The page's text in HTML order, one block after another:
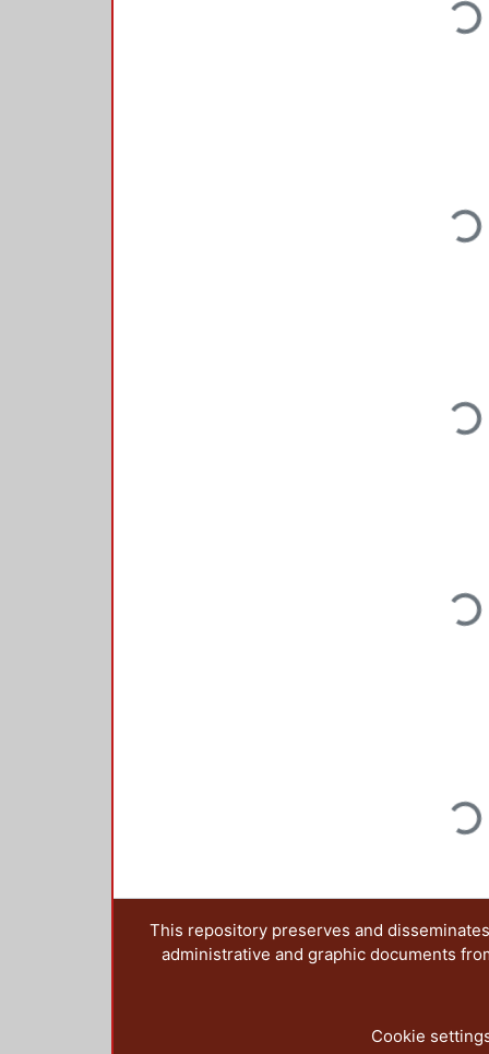
Loading...
Loading...
Loading...
Loading...
Loading...
This repository preserves and
administrative and graphic documents
Cookie